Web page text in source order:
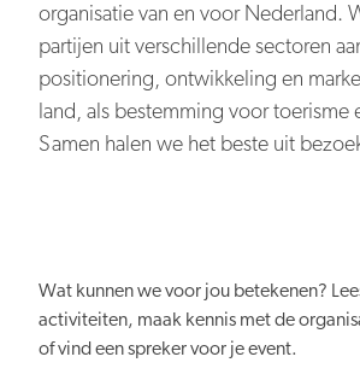
Kennisbank
Over ons
Lees meer over NBTC
Werken bij
NBTC Mediabank
Newsroom
Nieuwsberichten
Persberichten
organisatie van en voor Nederland.
partijen uit verschillende sectoren
positionering, ontwikkeling en
land, als bestemming voor toerisme
Samen halen we het beste uit
Wat kunnen we voor jou betekenen?
activiteiten, maak kennis met de
of vind een spreker voor je event.